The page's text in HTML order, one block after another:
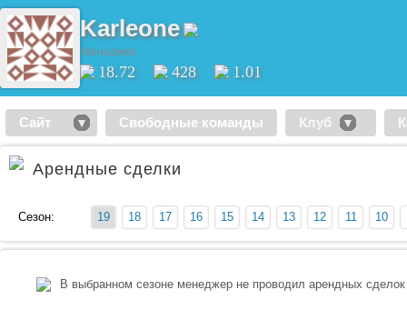
Karleone
Менеджер
18.72 428 1.01
Сайт Свободные команды Клуб
Арендные сделки
Сезон: 19 18 17 16 15 14 13 12 11 10
В выбранном сезоне менеджер не проводил арендных сделок